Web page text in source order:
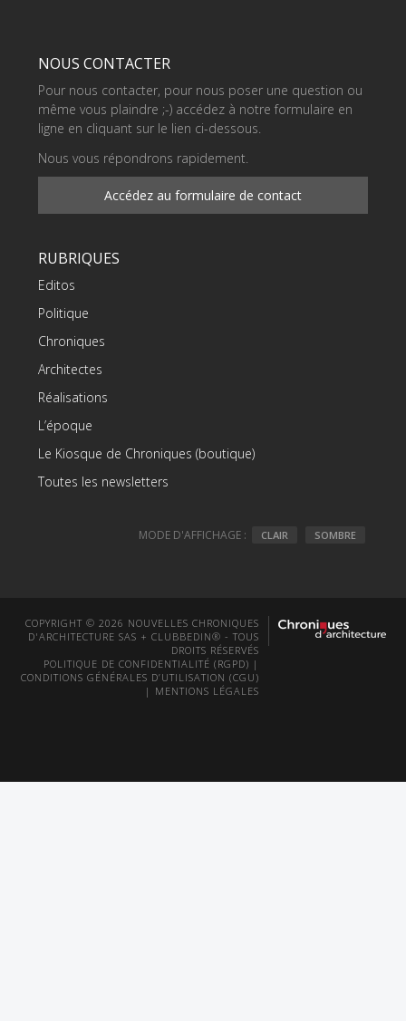
NOUS CONTACTER
Pour nous contacter, pour nous poser une question ou
même vous plaindre ;-) accédez à notre formulaire en
ligne en cliquant sur le lien ci-dessous.
Nous vous répondrons rapidement.
Accédez au formulaire de contact
RUBRIQUES
Editos
Politique
Chroniques
Architectes
Réalisations
L’époque
Le Kiosque de Chroniques (boutique)
Toutes les newsletters
MODE D'AFFICHAGE : CLAIR SOMBRE
COPYRIGHT © 2026 NOUVELLES CHRONIQUES
D'ARCHITECTURE SAS + CLUBBEDIN® - TOUS
DROITS RÉSERVÉS
POLITIQUE DE CONFIDENTIALITÉ (RGPD) |
CONDITIONS GÉNÉRALES D’UTILISATION (CGU)
| MENTIONS LÉGALES